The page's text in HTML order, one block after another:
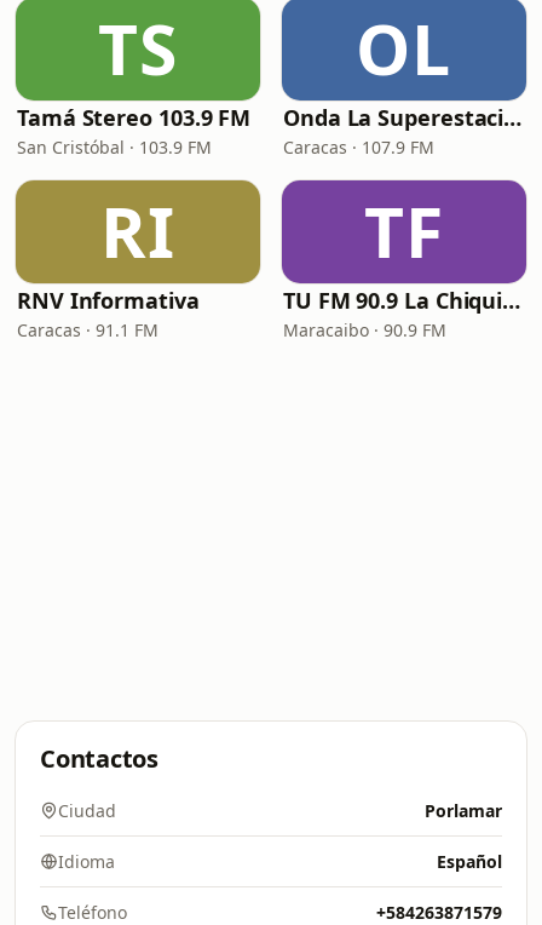
TS
Tamá Stereo 103.9 FM
San Cristóbal · 103.9 FM
OL
Onda La Superestación
Caracas · 107.9 FM
RI
RNV Informativa
Caracas · 91.1 FM
TF
TU FM 90.9 La Chiquinquireña
Maracaibo · 90.9 FM
Contactos
Ciudad Porlamar
Idioma Español
Teléfono +584263871579